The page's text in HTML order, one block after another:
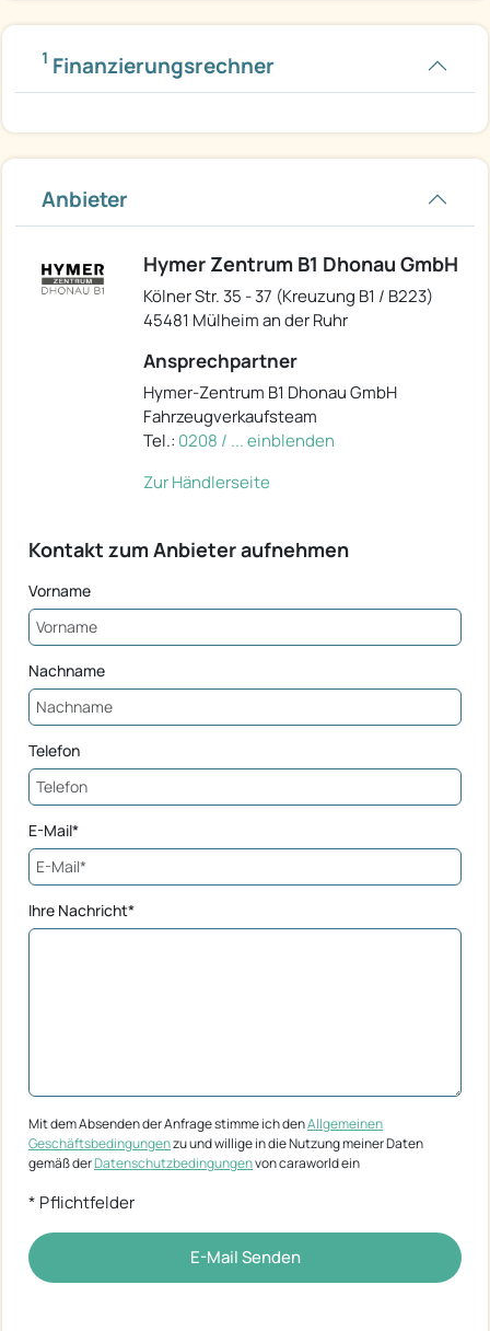
1 Finanzierungsrechner
Anbieter
Hymer Zentrum B1 Dhonau GmbH
Kölner Str. 35 - 37 (Kreuzung B1 / B223)
45481 Mülheim an der Ruhr
Ansprechpartner
Hymer-Zentrum B1 Dhonau GmbH
Fahrzeugverkaufsteam
Tel.: 0208 / ... einblenden
Zur Händlerseite
Kontakt zum Anbieter aufnehmen
Vorname
Nachname
Telefon
E-Mail*
Ihre Nachricht*
Mit dem Absenden der Anfrage stimme ich denAllgemeinen
Geschäftsbedingungenzu und willige in die Nutzung meiner Daten
gemäß derDatenschutzbedingungenvon caraworld ein
* Pflichtfelder
E-Mail Senden